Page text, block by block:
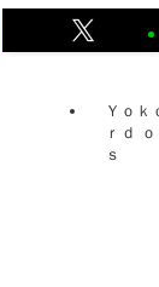
Ｙｏｋ
ｒｄ
ｓ